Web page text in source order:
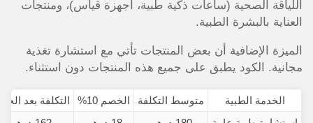
اللياقة الصحية (ساعات ذكية طبية، أجهزة قياس)، ومنتجات
العناية بالبشرة الطبية.
الميزة الإضافية أن بعض المنتجات تأتي مع استشارة تغذية
مجانية. الكود يطبق على جميع هذه المنتجات دون استثناء.
الخدمة الطبية متوسط التكلفة الخصم 10%
التكلفة بعد